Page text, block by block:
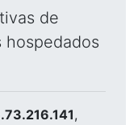
de
hospedados
,